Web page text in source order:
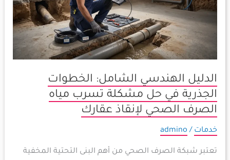
الدليل الهندسي الشامل: الخطوات
الجذرية في حل مشكلة تسرب مياه
الصرف الصحي لإنقاذ عقارك
خدمات /
admino
تعتبر شبكة الصرف الصحي من أهم البنى التحتية المخفية
الجذرية
في
مشكلة
مياه
الصرف
الصحي
عقارك